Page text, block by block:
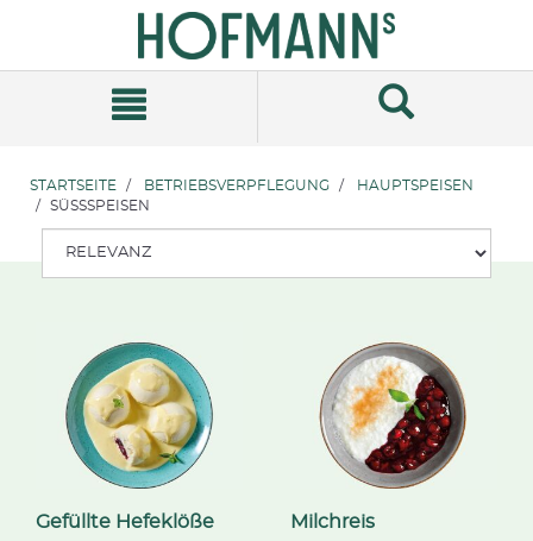
Navigationsmenü
STARTSEITE BETRIEBSVERPFLEGUNG
HAUPTSPEISEN
SÜSSSPEISEN
Gefüllte Hefeklöße Milchreis